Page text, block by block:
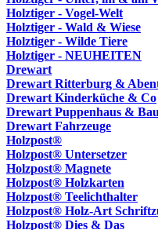
Holztiger - Vogel-Welt
Holztiger - Wald & Wiese
Holztiger - Wilde Tiere
Holztiger - NEUHEITEN
Drewart
Drewart Ritterburg &
Drewart Kinderküche & Co
Drewart Puppenhaus &
Drewart Fahrzeuge
Holzpost®
Holzpost® Untersetzer
Holzpost® Magnete
Holzpost® Holzkarten
Holzpost® Teelichthalter
Holzpost® Holz-Art
Holzpost® Dies & Das